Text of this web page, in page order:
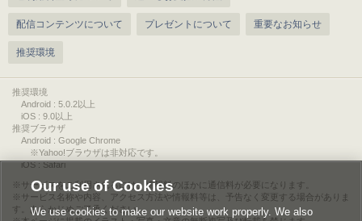
配信コンテンツについて プレゼントについて 重要なお知らせ
推奨環境
推奨環境
Android : 5.0.2以上
iOS : 9.0以上
推奨ブラウザ
Android : Google Chrome
※Yahoo!ブラウザは非対応です。
iOS : Safari
サービスをご利用されるには、情報料のほかに通信料が必要になります。
サービス名称や内容、アクセス方法や情報料等は、予告なく変更する場合がありま
す。あらかじめご了承ください。
Our use of Cookies
We use cookies to make our website work properly. We also